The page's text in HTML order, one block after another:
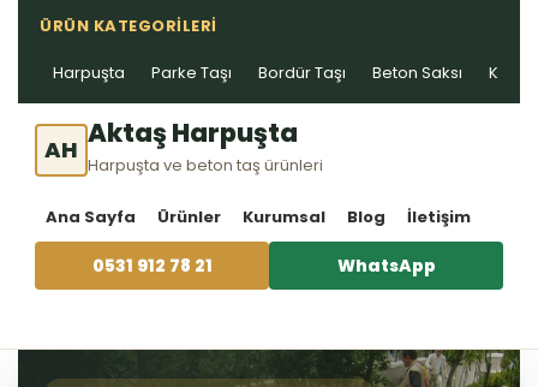
ÜRÜN KATEGORILERI
Harpuşta Parke Taşı Bordür Taşı Beton Saksı Kablo
AH Aktaş Harpuşta
Harpuşta ve beton taş ürünleri
Ana Sayfa Ürünler Kurumsal Blog İletişim
0531 912 78 21 WhatsApp